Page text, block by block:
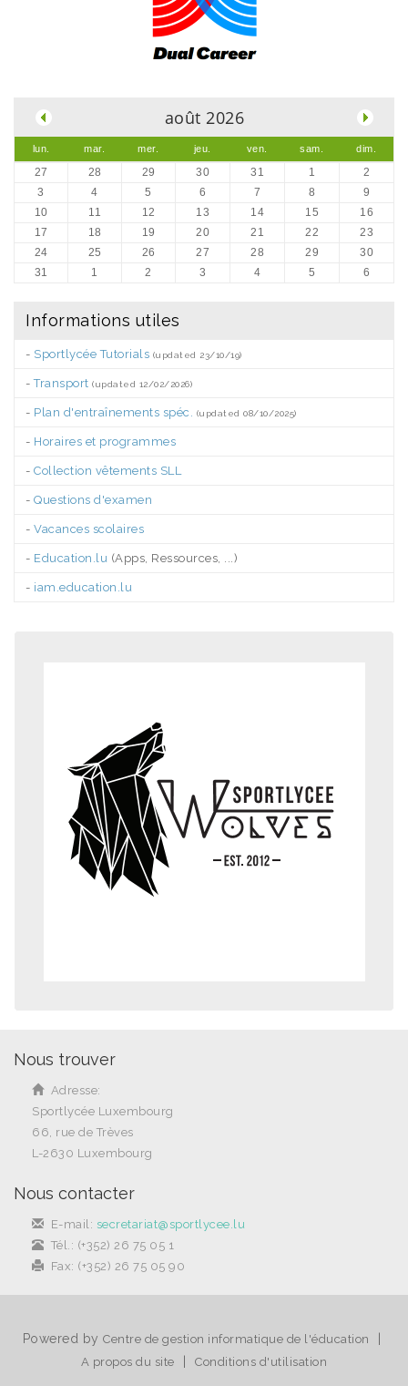
août 2026
lun. mar. mer. jeu. ven. sam. dim.
27 28 29 30 31 1
2
3
4 5 6 7 8
9
10
11 12 13 14 15
16
17
18 19 20 21 22
23
24
25 26 27 28 29
30
31
1 2 3 4 5 6
Informations utiles
- Sportlycée Tutorials (updated 23/10/19)
-Transport (updated 12/02/2026)
- Plan d'entraînements spéc. (updated 08/10/2025)
- Horaires et programmes
- Collection vêtements SLL
- Questions d'examen
- Vacances scolaires
- Education.lu (Apps, Ressources, ...)
- iam.education.lu
Nous trouver
Adresse:
Sportlycée Luxembourg
66, rue de Trèves
L-2630 Luxembourg
Nous contacter
E-mail: secretariat@sportlycee.lu
Tél.: (+352) 26 75 05 1
Fax: (+352) 26 75 05 90
Powered by Centre de gestion informatique de l'éducation
A propos du site Conditions d'utilisation